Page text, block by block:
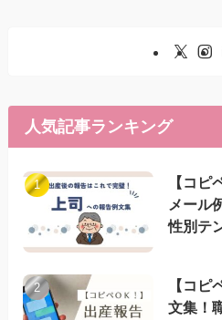
人気記事ランキング
【コ
メール
性別テ
【コピ
文集！